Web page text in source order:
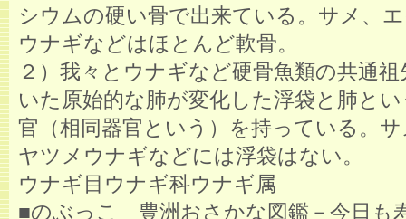
シウムの硬い骨で出来ている。サメ、
ウナギなどはほとんど軟骨。
２）我々とウナギなど硬骨魚類の共通
いた原始的な肺が変化した浮袋と肺と
官（相同器官という）を持っている。
ヤツメウナギなどには浮袋はない。
ウナギ目ウナギ科ウナギ属
■のぶっこ 豊洲おさかな図鑑－今日も